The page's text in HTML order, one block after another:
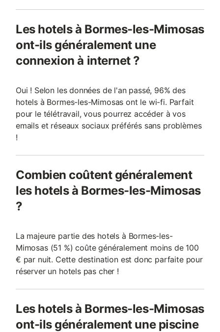
Les hotels à Bormes-les-Mimosas
ont-ils généralement une
connexion à internet ?
Oui ! Selon les données de l'an passé, 96% des
hotels à Bormes-les-Mimosas ont le wi-fi. Parfait
pour le télétravail, vous pourrez accéder à vos
emails et réseaux sociaux préférés sans problèmes
!
Combien coûtent généralement
les hotels à Bormes-les-Mimosas
?
La majeure partie des hotels à Bormes-les-
Mimosas (51 %) coûte généralement moins de 100
€ par nuit. Cette destination est donc parfaite pour
réserver un hotels pas cher !
Les hotels à Bormes-les-Mimosas
ont-ils généralement une piscine